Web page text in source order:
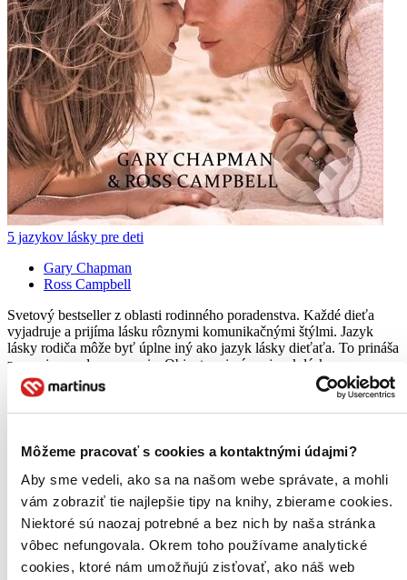
Môžeme pracovať s cookies a kontaktnými údajmi?
Aby sme vedeli, ako sa na našom webe správate, a mohli
vám zobraziť tie najlepšie tipy na knihy, zbierame cookies.
Niektoré sú naozaj potrebné a bez nich by naša stránka
vôbec nefungovala. Okrem toho používame analytické
cookies, ktoré nám umožňujú zisťovať, ako náš web
5 jazykov lásky pre deti
Gary Chapman
Ross Campbell
Svetový bestseller z oblasti rodinného poradenstva. Každé dieťa
vyjadruje a prijíma lásku rôznymi komunikačnými štýlmi. Jazyk
lásky rodiča môže byť úplne iný ako jazyk lásky dieťaťa. To prináša
zranenia a nedorozumenia. Objavte primárny jazyk lásky...
Knihabrožovaná väzba
13,20 €
Túto knihu máme síce aktuálne na sklade, máme však už iba
posledné kusy. Ak ju chcete mať rýchlo, ponáhľajte sa!
Dodanie ďalších môže trvať dlhšie, zvyčajne do piatich dní.
Pridať do zoznamu
E-kniha EPUB MOBI
7,50 €
Ihneď na stiahnutie